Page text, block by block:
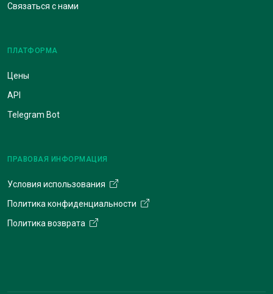
Связаться с нами
ПЛАТФОРМА
Цены
API
Telegram Bot
ПРАВОВАЯ ИНФОРМАЦИЯ
Условия использования
Политика конфиденциальности
Политика возврата